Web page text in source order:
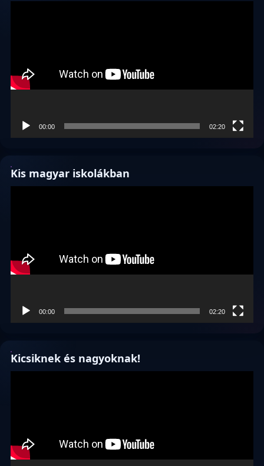
00:00 02:20
Kis magyar iskolákban
00:00 02:20
Kicsiknek és nagyoknak!